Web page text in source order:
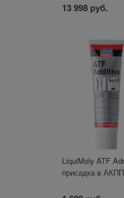
13 998 руб.
LiquiMoly ATF
присадка в